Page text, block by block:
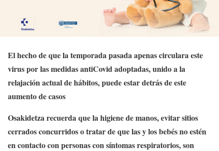
El hecho de que la temporada pasada apenas circulara este
virus por las medidas antiCovid adoptadas, unido a la
relajación actual de hábitos, puede estar detrás de este
aumento de casos
Osakidetza recuerda que la higiene de manos, evitar sitios
cerrados concurridos o tratar de que las y los bebés no estén
en contacto con personas con síntomas respiratorios, son